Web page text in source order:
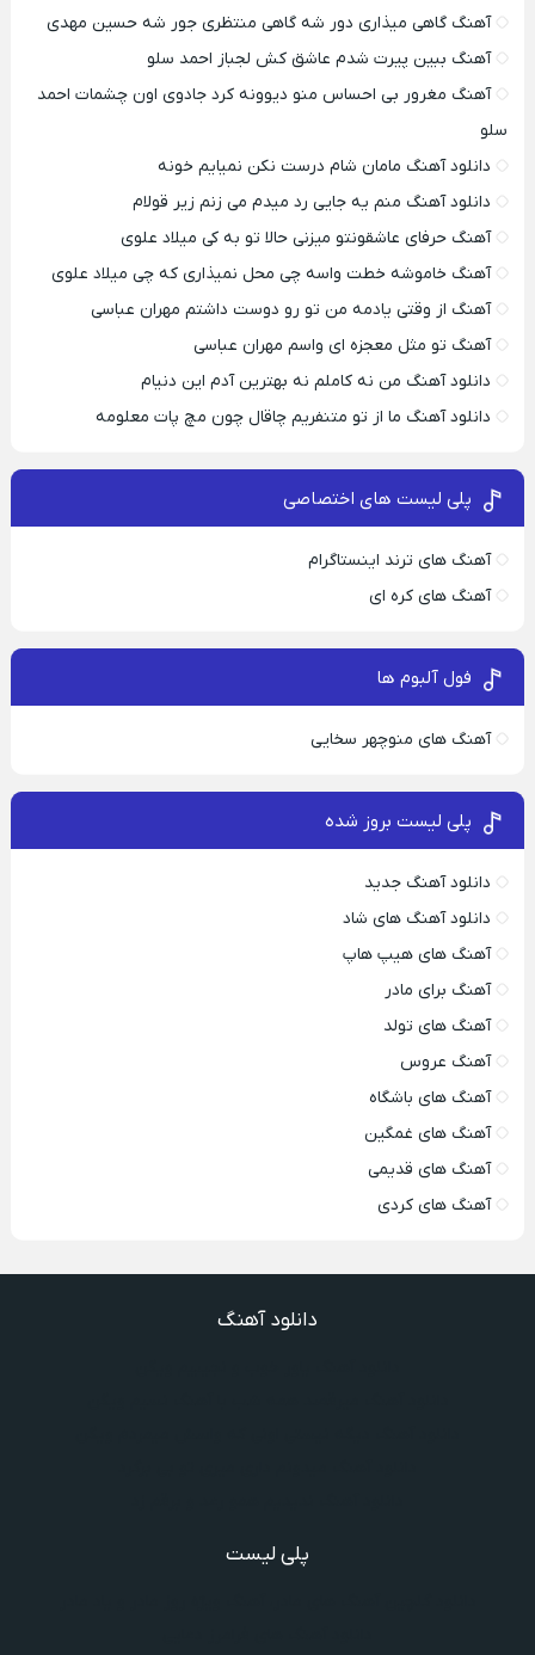
آهنگ گاهی میذاری دور شه گاهی منتظری جور شه حسین مهدی
آهنگ ببین پیرت شدم عاشق کش لجباز احمد سلو
آهنگ مغرور بی احساس منو دیوونه کرد جادوی اون چشمات احمد
سلو
دانلود آهنگ مامان شام درست نکن نمیایم خونه
دانلود آهنگ منم یه جایی رد میدم می زنم زیر قولام
آهنگ حرفای عاشقونتو میزنی حالا تو به کی میلاد علوی
آهنگ خاموشه خطت واسه چی محل نمیذاری که چی میلاد علوی
آهنگ از وقتی یادمه من تو رو دوست داشتم مهران عباسی
آهنگ تو مثل معجزه ای واسم مهران عباسی
دانلود آهنگ من نه کاملم نه بهترین آدم این دنیام
دانلود آهنگ ما از تو متنفریم چاقال چون مچ پات معلومه
پلی لیست های اختصاصی
آهنگ های ترند اینستاگرام
آهنگ های کره ای
فول آلبوم ها
آهنگ های منوچهر سخایی
پلی لیست بروز شده
دانلود آهنگ جدید
دانلود آهنگ های شاد
آهنگ های هیپ هاپ
آهنگ برای مادر
آهنگ های تولد
آهنگ عروس
آهنگ های باشگاه
آهنگ های غمگین
آهنگ های قدیمی
آهنگ های کردی
دانلود آهنگ
پلی لیست